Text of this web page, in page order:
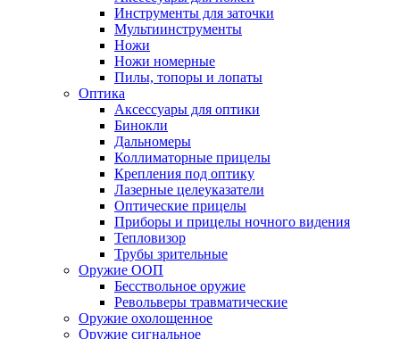
Инструменты для заточки
Мультиинструменты
Ножи
Ножи номерные
Пилы, топоры и лопаты
Оптика
Аксессуары для оптики
Бинокли
Дальномеры
Коллиматорные прицелы
Крепления под оптику
Лазерные целеуказатели
Оптические прицелы
Приборы и прицелы ночного видения
Тепловизор
Трубы зрительные
Оружие ООП
Бесствольное оружие
Револьверы травматические
Оружие охолощенное
Оружие сигнальное